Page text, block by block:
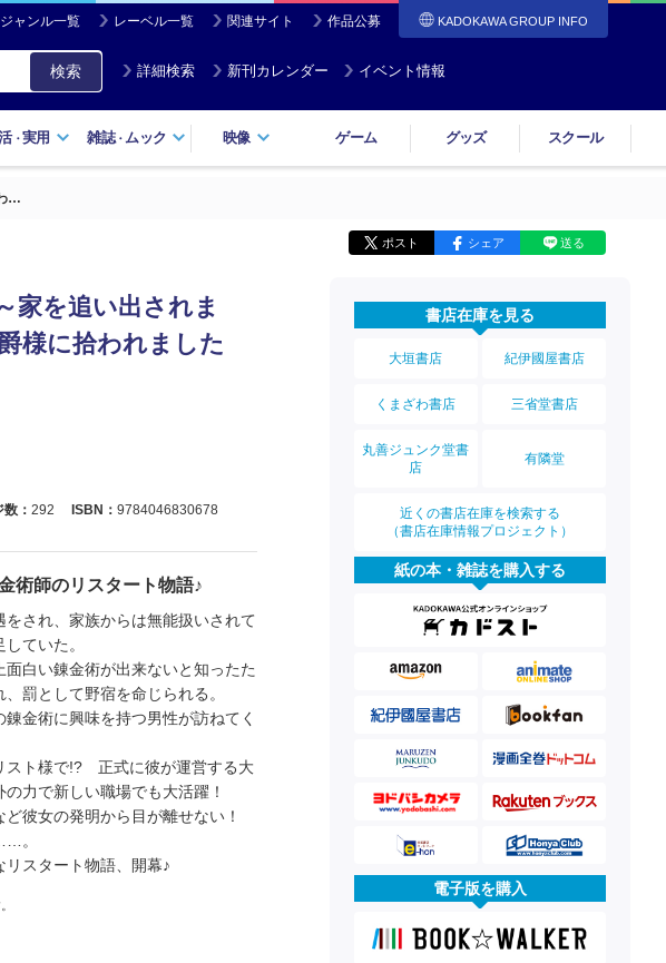
ャンル一覧 レーベル一覧 関連サイト 作品公募 KADOKAWA GROUP INFO
検索 詳細検索 新刊カレンダー イベント情報
・実用 雑誌・ ムック 映像 ゲーム グッズ スクール
…
ポスト シェア 送る
を追い出されま
様に拾われました
： 292 ISBN： 9784046830678
術師のリスタート物語♪
され、家族からは無能扱いされて
ていた。
白い錬金術が出来ないと知ったた
罰として野宿を命じられる。
金術に興味を持つ男性が訪ねてく
スト様で!? 正式に彼が運営する大
力で新しい職場でも大活躍！
ど彼女の発明から目が離せない！
。
スタート物語、開幕♪
書店在庫を見る
大垣書店 紀伊國屋書店
くまざわ書店 三省堂書店
丸善ジュンク堂書
店
有隣堂
近くの書店在庫を検索する
（書店在庫情報プロジェクト）
紙の本・雑誌を購入する
電子版を購入